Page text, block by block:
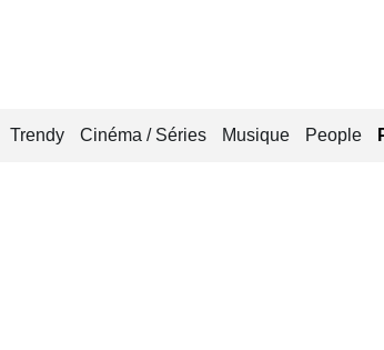
Trendy Cinéma / Séries Musique People